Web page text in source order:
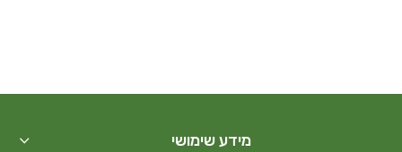
מידע שימושי